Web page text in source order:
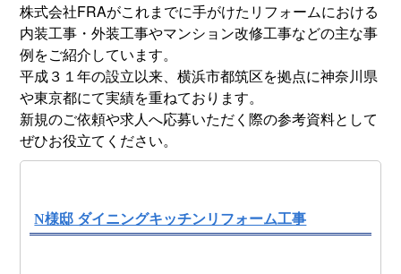
株式会社FRAがこれまでに手がけたリフォームにおける
内装工事・外装工事やマンション改修工事などの主な事
例をご紹介しています。
平成３１年の設立以来、横浜市都筑区を拠点に神奈川県
や東京都にて実績を重ねております。
新規のご依頼や求人へ応募いただく際の参考資料として
ぜひお役立てください。
N様邸 ダイニングキッチンリフォーム工事